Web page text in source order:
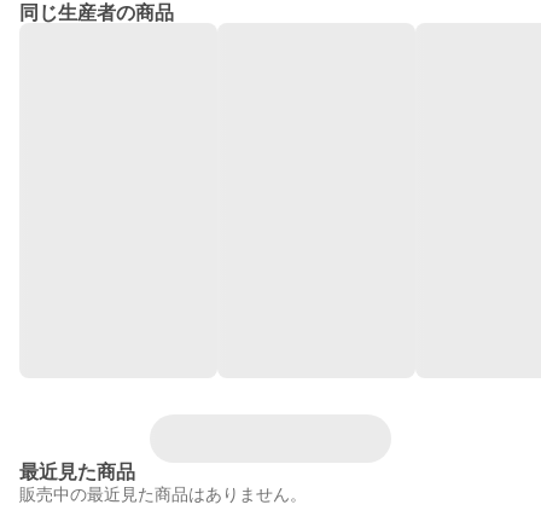
同じ生産者の商品
最近見た商品
販売中の最近見た商品はありません。